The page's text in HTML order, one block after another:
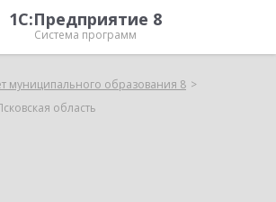
1С:Предприятие 8
Система программ
муниципального образования 8
область